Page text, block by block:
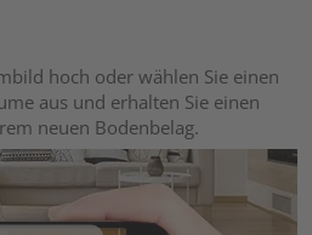
hoch oder wählen Sie einen
aus und erhalten Sie einen
neuen Bodenbelag.